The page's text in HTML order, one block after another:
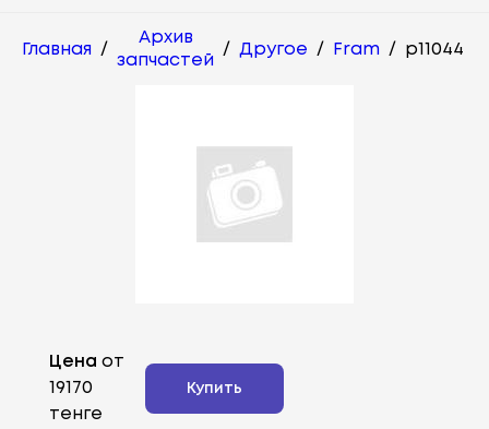
Главная /
Архив
запчастей
/ Другое / Fram / p11044
Цена от
19170
тенге
Купить